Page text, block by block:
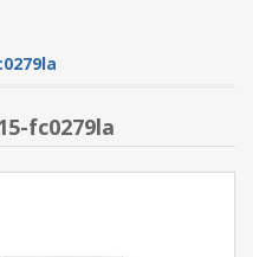
fc0279la